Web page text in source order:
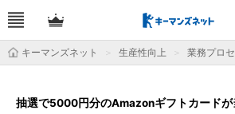
キーマンズネット 生産性向上 業務プロ
抽選で5000円分のAmazonギフトカードが